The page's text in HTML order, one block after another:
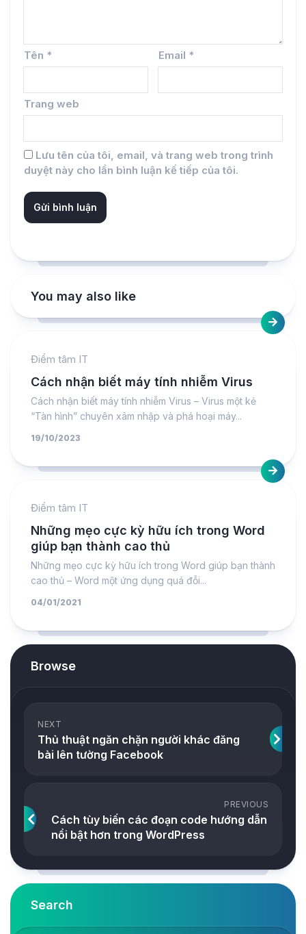
Tên * Email *
Trang web
Lưu tên của tôi, email, và trang web trong trình
duyệt này cho lần bình luận kế tiếp của tôi.
You may also like
Điểm tâm IT
Cách nhận biết máy tính nhiễm Virus
Cách nhận biết máy tính nhiễm Virus – Virus một kẻ
“Tàn hình” chuyên xâm nhập và phá hoại máy...
19/10/2023
Điểm tâm IT
Những mẹo cực kỳ hữu ích trong Word
giúp bạn thành cao thủ
Những mẹo cực kỳ hữu ích trong Word giúp bạn thành
cao thủ – Word một ứng dụng quá đỗi...
04/01/2021
Browse
NEXT
Thủ thuật ngăn chặn người khác đăng
bài lên tường Facebook
PREVIOUS
Cách tùy biến các đoạn code hướng dẫn
nổi bật hơn trong WordPress
Search